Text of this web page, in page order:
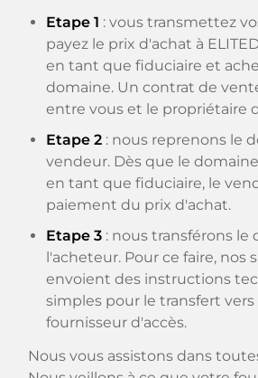
Etape 1 : vous transmettez
payez le prix d'achat à
en tant que fiduciaire et
domaine. Un contrat de
entre vous et le propriétaire
Etape 2 : nous reprenons le
vendeur. Dès que le
en tant que fiduciaire, le
paiement du prix d'achat.
Etape 3 : nous transférons le
l'acheteur. Pour ce faire, nos
envoient des instructions
simples pour le transfert vers
fournisseur d'accès.
Nous vous assistons dans